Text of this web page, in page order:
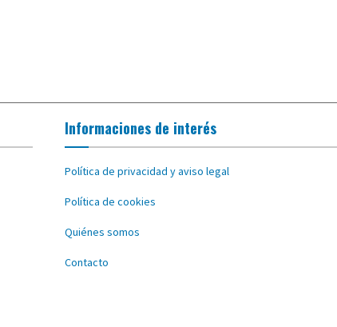
Informaciones de interés
Política de privacidad y aviso legal
Política de cookies
Quiénes somos
Contacto